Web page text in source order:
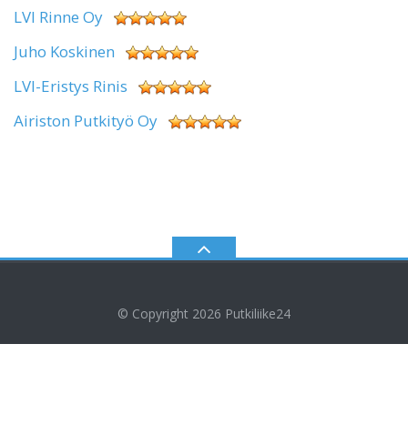
LVI Rinne Oy
Juho Koskinen
LVI-Eristys Rinis
Airiston Putkityö Oy
© Copyright 2026 Putkiliike24